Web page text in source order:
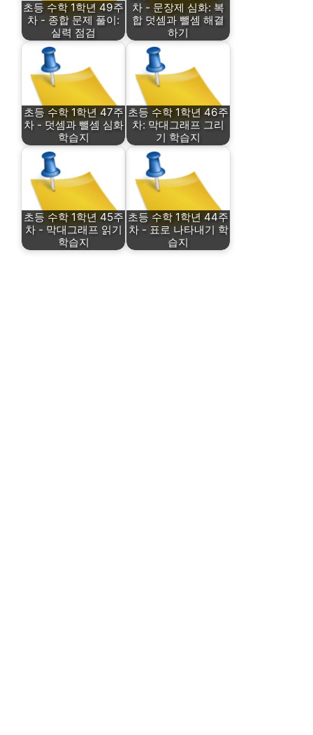
초등 수학 1학년 49주
차 - 종합 문제 풀이:
실력 점검
차 - 문장제 심화: 복
합 덧셈과 뺄셈 해결
하기
초등 수학 1학년 47주
차 - 덧셈과 뺄셈 심화
학습지
초등 수학 1학년 46주
차: 막대그래프 그리
기 학습지
초등 수학 1학년 45주
차 - 막대그래프 읽기
학습지
초등 수학 1학년 44주
차 - 표로 나타내기 학
습지